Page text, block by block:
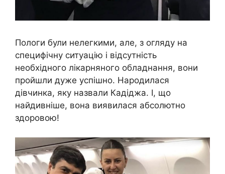
Пологи були нелегкими, але, з огляду на
специфічну ситуацію і відсутність
необхідного лікарняного обладнання, вони
пройшли дуже успішно. Народилася
дівчинка, яку назвали Кадіджа. І, що
найдивніше, вона виявилася абсолютно
здоровою!